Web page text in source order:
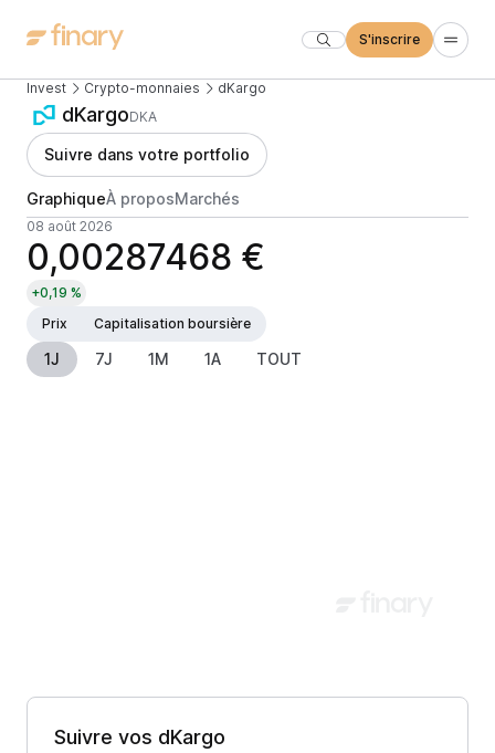
S'inscrire
Invest Crypto-monnaies dKargo
dKargoDKA
Suivre dans votre portfolio
GraphiqueÀ proposMarchés
08 août 2026
0,00287468 €
+0,19 %
Prix
Capitalisation boursière
1J 7J 1M 1A TOUT
Suivre vos dKargo